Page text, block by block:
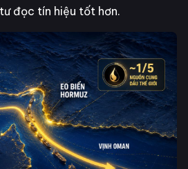
đọc tín hiệu tốt hơn.